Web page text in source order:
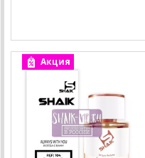
Акция